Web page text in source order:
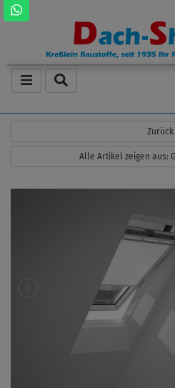
Zurück
Alle Artikel zeigen aus: